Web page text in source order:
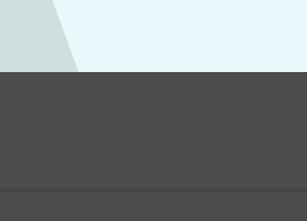
11,90 €